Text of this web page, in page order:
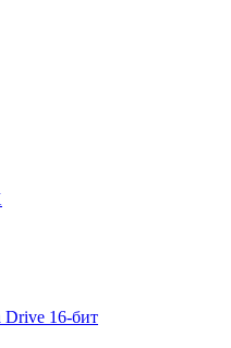
Drive 16-бит